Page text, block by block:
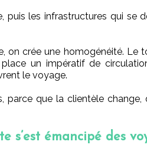
puis les infrastructures qui se
on crée une homogénéité. Le
un impératif de
le voyage.
parce que la clientèle change,
s’est émancipé des